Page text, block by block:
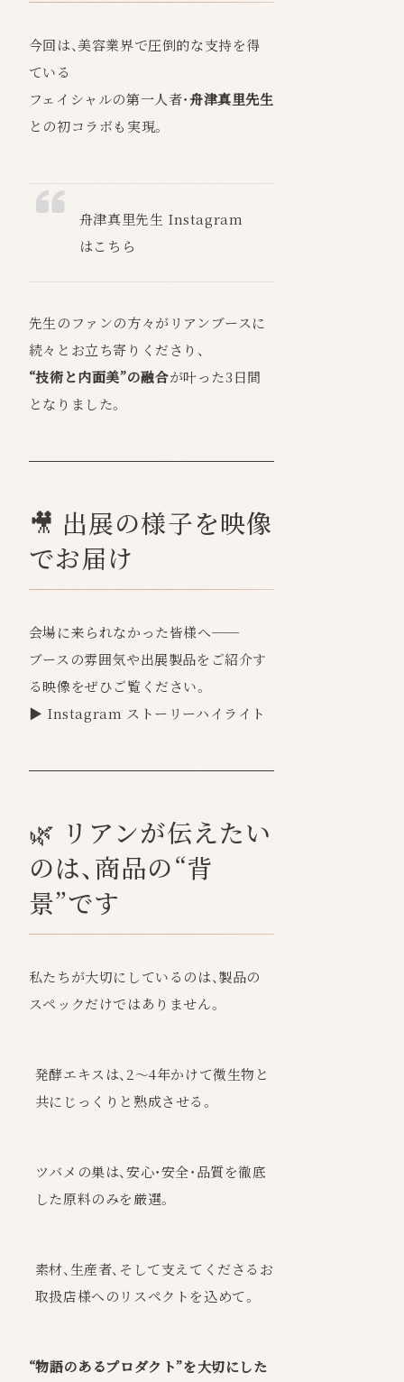
今回は、美容業界で圧倒的な支持を得
ている
フェイシャルの第一人者・舟津真里先生
との初コラボも実現。
舟津真里先生 Instagram
はこちら
先生のファンの方々がリアンブースに
続々とお立ち寄りくださり、
“技術と内面美”の融合が叶った3日間
となりました。
🎥 出展の様子を映像
でお届け
会場に来られなかった皆様へ──
ブースの雰囲気や出展製品をご紹介す
る映像をぜひご覧ください。
▶︎ Instagram ストーリーハイライト
🌿 リアンが伝えたい
のは、商品の“背
景”です
私たちが大切にしているのは、製品の
スペックだけではありません。
発酵エキスは、2〜4年かけて微生物と
共にじっくりと熟成させる。
ツバメの巣は、安心・安全・品質を徹底
した原料のみを厳選。
素材、生産者、そして支えてくださるお
取扱店様へのリスペクトを込めて。
“物語のあるプロダクト”を大切にした